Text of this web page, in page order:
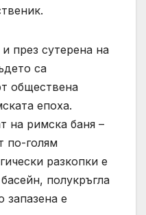
през сутерена на
са
обществена
епоха.
на римска баня –
по-голям
разкопки е
полукръгла
запазена е